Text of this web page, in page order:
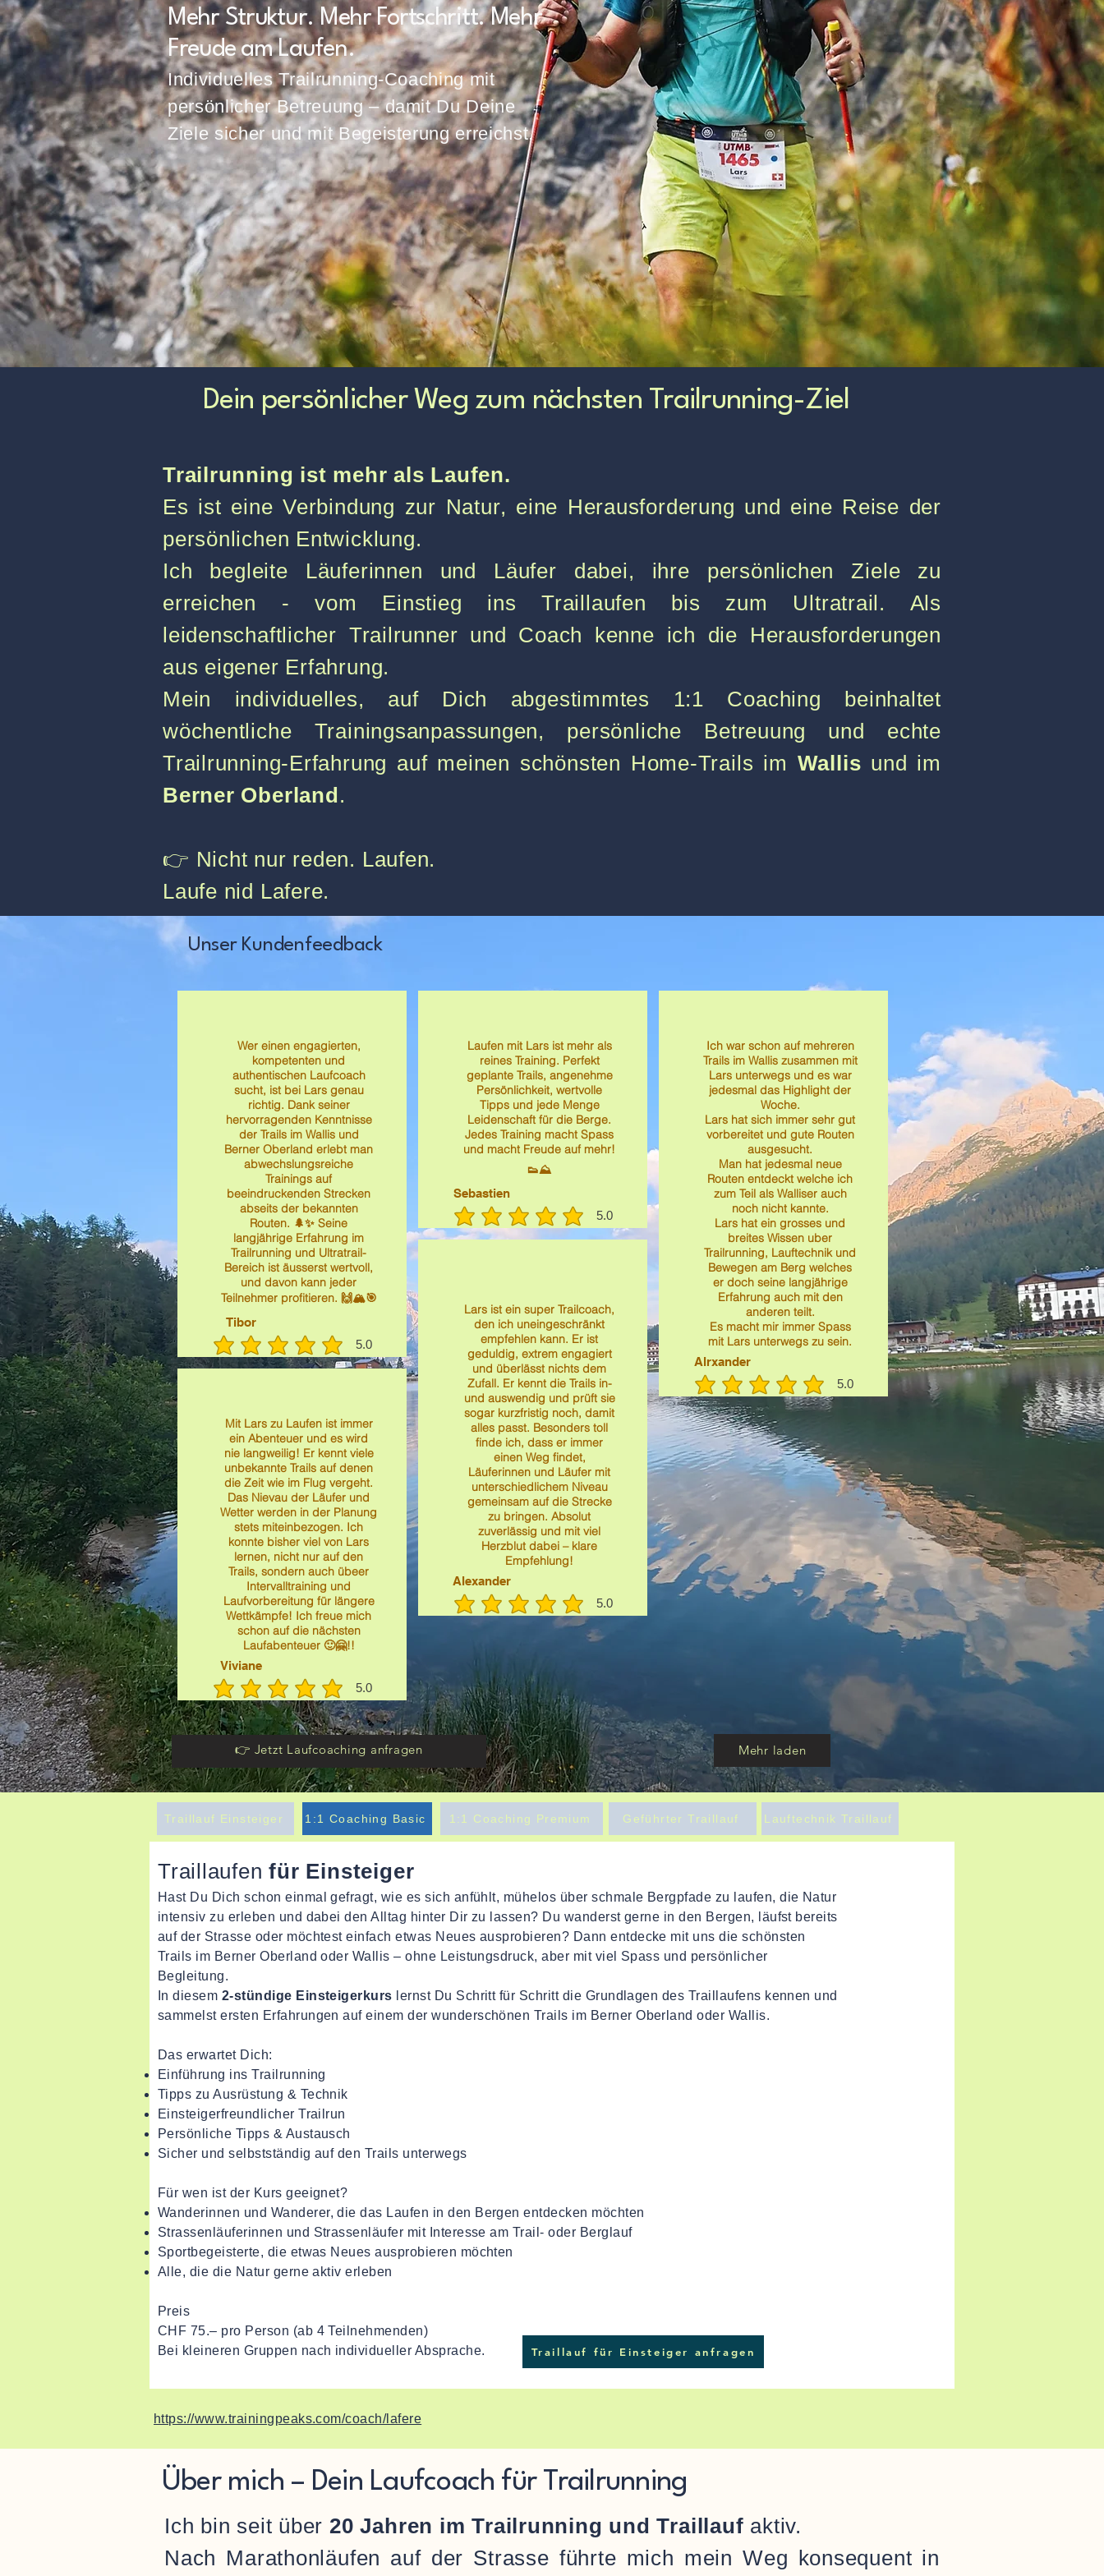
Mehr Struktur. Mehr Fortschritt. Mehr
Freude am Laufen.
Individuelles Trailrunning-Coaching mit
persönlicher Betreuung – damit Du Deine
Ziele sicher und mit Begeisterung erreichst.
Dein persönlicher Weg zum nächsten Trailrunning-Ziel
Trailrunning ist mehr als Laufen.
Es ist eine Verbindung zur Natur, eine Herausforderung und eine Reise der
persönlichen Entwicklung.
Ich begleite Läuferinnen und Läufer dabei, ihre persönlichen Ziele zu
erreichen - vom Einstieg ins Traillaufen bis zum Ultratrail. Als
leidenschaftlicher Trailrunner und Coach kenne ich die Herausforderungen
aus eigener Erfahrung.
Mein individuelles, auf Dich abgestimmtes 1:1 Coaching beinhaltet
wöchentliche Trainingsanpassungen, persönliche Betreuung und echte
Trailrunning-Erfahrung auf meinen schönsten Home-Trails im Wallis und im
Berner Oberland.
👉 Nicht nur reden. Laufen.
Laufe nid Lafere.
Unser Kundenfeedback
Wer einen engagierten,
kompetenten und
authentischen Laufcoach
sucht, ist bei Lars genau
richtig. Dank seiner
hervorragenden Kenntnisse
der Trails im Wallis und
Berner Oberland erlebt man
abwechslungsreiche
Trainings auf
beeindruckenden Strecken
abseits der bekannten
Routen. 🌲✨ Seine
langjährige Erfahrung im
Trailrunning und Ultratrail-
Bereich ist äusserst wertvoll,
und davon kann jeder
Teilnehmer profitieren. 🙌🏔️🎯
Tibor
5.0
durchschnittliches Rating ist 5 von 5
Mit Lars zu Laufen ist immer
ein Abenteuer und es wird
nie langweilig! Er kennt viele
unbekannte Trails auf denen
die Zeit wie im Flug vergeht.
Das Nievau der Läufer und
Wetter werden in der Planung
stets miteinbezogen. Ich
konnte bisher viel von Lars
lernen, nicht nur auf den
Trails, sondern auch übeer
Intervalltraining und
Laufvorbereitung für längere
Wettkämpfe! Ich freue mich
schon auf die nächsten
Laufabenteuer 🙂🤗!!
Viviane
5.0
durchschnittliches Rating ist 5 von 5
Laufen mit Lars ist mehr als
reines Training. Perfekt
geplante Trails, angenehme
Persönlichkeit, wertvolle
Tipps und jede Menge
Leidenschaft für die Berge.
Jedes Training macht Spass
und macht Freude auf mehr!
👟⛰️
Sebastien
5.0
durchschnittliches Rating ist 5 von 5
Lars ist ein super Trailcoach,
den ich uneingeschränkt
empfehlen kann. Er ist
geduldig, extrem engagiert
und überlässt nichts dem
Zufall. Er kennt die Trails in-
und auswendig und prüft sie
sogar kurzfristig noch, damit
alles passt. Besonders toll
finde ich, dass er immer
einen Weg findet,
Läuferinnen und Läufer mit
unterschiedlichem Niveau
gemeinsam auf die Strecke
zu bringen. Absolut
zuverlässig und mit viel
Herzblut dabei – klare
Empfehlung!
Alexander
5.0
durchschnittliches Rating ist 5 von 5
Ich war schon auf mehreren
Trails im Wallis zusammen mit
Lars unterwegs und es war
jedesmal das Highlight der
Woche.
Lars hat sich immer sehr gut
vorbereitet und gute Routen
ausgesucht.
Man hat jedesmal neue
Routen entdeckt welche ich
zum Teil als Walliser auch
noch nicht kannte.
Lars hat ein grosses und
breites Wissen uber
Trailrunning, Lauftechnik und
Bewegen am Berg welches
er doch seine langjährige
Erfahrung auch mit den
anderen teilt.
Es macht mir immer Spass
mit Lars unterwegs zu sein.
Alrxander
5.0
durchschnittliches Rating ist 5 von 5
👉 Jetzt Laufcoaching anfragen Mehr laden
Traillauf Einsteiger 1:1 Coaching Basic 1:1 Coaching Premium Geführter Traillauf Lauftechnik Traillauf
Traillaufenfür Einsteiger
Hast Du Dich schon einmal gefragt, wie es sich anfühlt, mühelos über schmale Bergpfade zu laufen, die Natur
intensiv zu erleben und dabei den Alltag hinter Dir zu lassen? Du wanderst gerne in den Bergen, läufst bereits
auf der Strasse oder möchtest einfach etwas Neues ausprobieren? Dann entdecke mit uns die schönsten
Trails im Berner Oberland oder Wallis – ohne Leistungsdruck, aber mit viel Spass und persönlicher
Begleitung.
In diesem 2-stündige Einsteigerkurs lernst Du Schritt für Schritt die Grundlagen des Traillaufens kennen und
sammelst ersten Erfahrungen auf einem der wunderschönen Trails im Berner Oberland oder Wallis.
Das erwartet Dich:
Einführung ins Trailrunning
Tipps zu Ausrüstung & Technik
Einsteigerfreundlicher Trailrun
Persönliche Tipps & Austausch
Sicher und selbstständig auf den Trails unterwegs​
Für wen ist der Kurs geeignet?
Wanderinnen und Wanderer, die das Laufen in den Bergen entdecken möchten
Strassenläuferinnen und Strassenläufer mit Interesse am Trail- oder Berglauf
Sportbegeisterte, die etwas Neues ausprobieren möchten
Alle, die die Natur gerne aktiv erleben
Preis
CHF 75.– pro Person (ab 4 Teilnehmenden)
Bei kleineren Gruppen nach individueller Absprache.
Traillauf für Einsteiger anfragen
https://www.trainingpeaks.com/coach/lafere
Über mich – Dein Laufcoach für Trailrunning
Ich bin seit über 20 Jahren im Trailrunning und Traillauf aktiv.
Nach Marathonläufen auf der Strasse führte mich mein Weg konsequent in